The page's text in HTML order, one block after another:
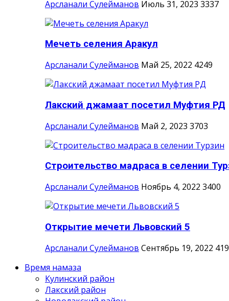
Арсланали Сулейманов Июль 31, 2023 3337
Мечеть селения Аракул
Арсланали Сулейманов Май 25, 2022 4249
Лакский джамаат посетил Муфтия РД
Арсланали Сулейманов Май 2, 2023 3703
Строительство мадраса в селении
Арсланали Сулейманов Ноябрь 4, 2022 3400
Открытие мечети Львовский 5
Арсланали Сулейманов Сентябрь 19, 2022
Время намаза
Кулинский район
Лакский район